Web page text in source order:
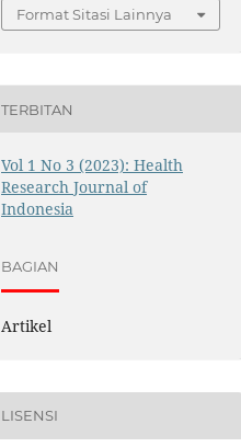
Format Sitasi Lainnya
TERBITAN
Vol 1 No 3 (2023): Health
Research Journal of
Indonesia
BAGIAN
Artikel
LISENSI